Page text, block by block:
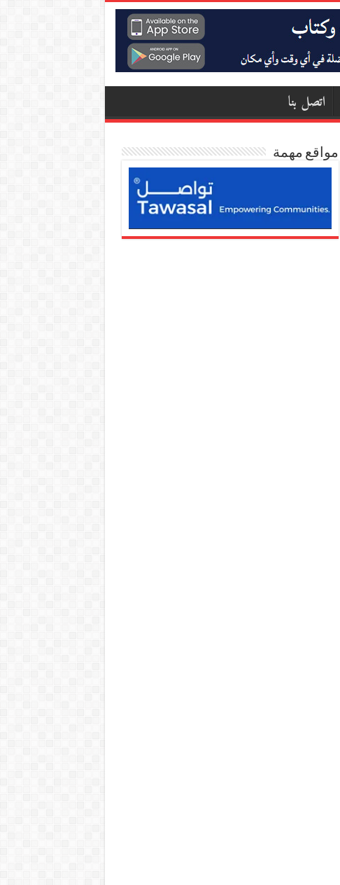
اتصل بنا
مواقع مهمة